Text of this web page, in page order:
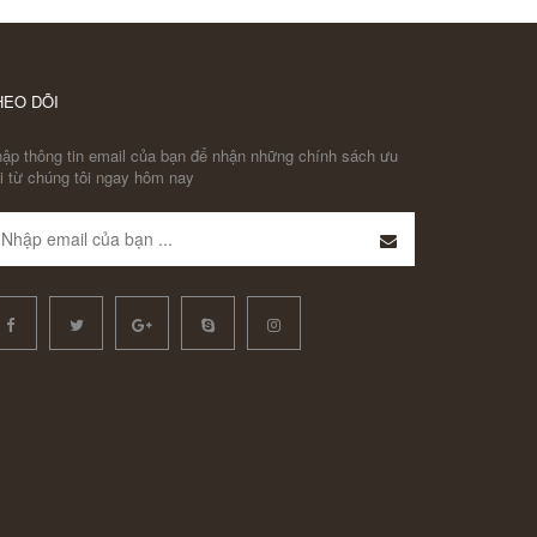
DÕI
thông tin email của bạn để nhận những chính sách ưu
từ chúng tôi ngay hôm nay